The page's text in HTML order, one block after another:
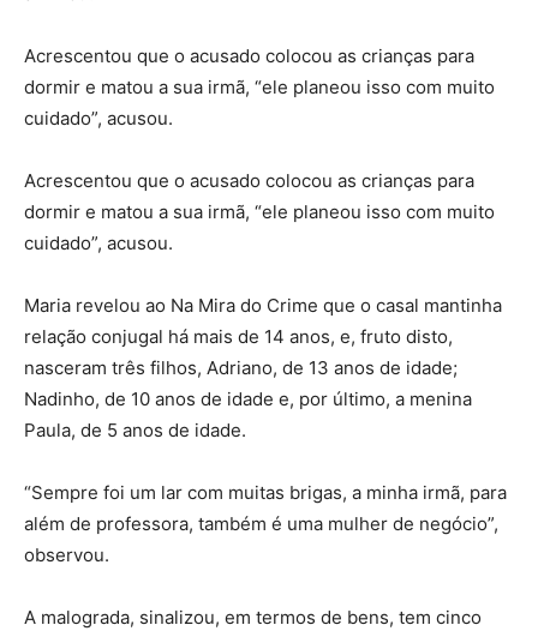
Acrescentou que o acusado colocou as crianças para
dormir e matou a sua irmã, “ele planeou isso com muito
cuidado”, acusou.
Acrescentou que o acusado colocou as crianças para
dormir e matou a sua irmã, “ele planeou isso com muito
cuidado”, acusou.
Maria revelou ao Na Mira do Crime que o casal mantinha
relação conjugal há mais de 14 anos, e, fruto disto,
nasceram três filhos, Adriano, de 13 anos de idade;
Nadinho, de 10 anos de idade e, por último, a menina
Paula, de 5 anos de idade.
“Sempre foi um lar com muitas brigas, a minha irmã, para
além de professora, também é uma mulher de negócio”,
observou.
A malograda, sinalizou, em termos de bens, tem cinco